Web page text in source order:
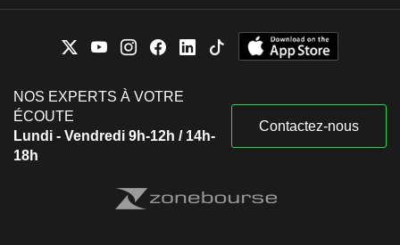
NOS EXPERTS À VOTRE
ÉCOUTE
Lundi - Vendredi 9h-12h / 14h-
18h
Contactez-nous